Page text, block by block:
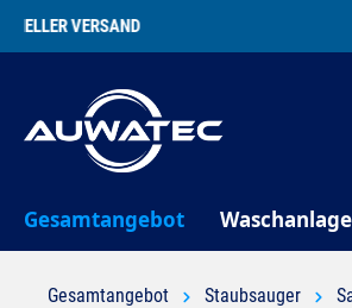
Zur Hauptnavigation
Gesamtangebot
Gesamtangebot Staubsauger